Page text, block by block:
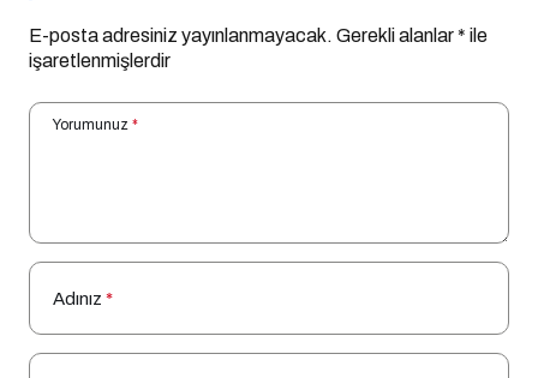
E-posta adresiniz yayınlanmayacak. Gerekli alanlar* ile
işaretlenmişlerdir
Yorumunuz *
Adınız *